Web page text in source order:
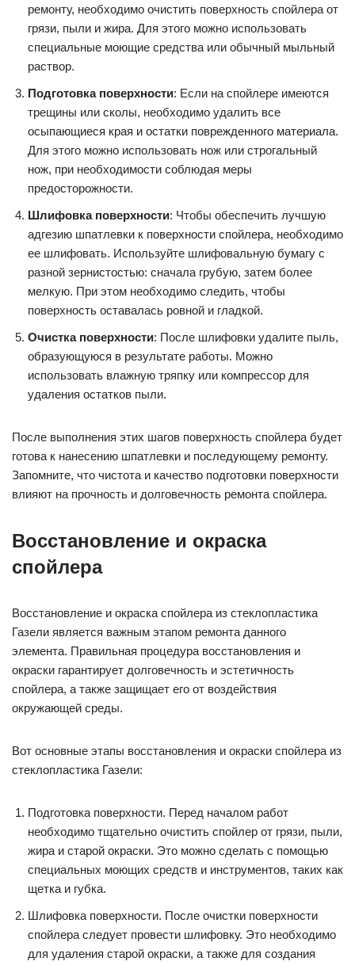
ремонту, необходимо очистить поверхность спойлера от
грязи, пыли и жира. Для этого можно использовать
специальные моющие средства или обычный мыльный
раствор.
Подготовка поверхности: Если на спойлере имеются
трещины или сколы, необходимо удалить все
осыпающиеся края и остатки поврежденного материала.
Для этого можно использовать нож или строгальный
нож, при необходимости соблюдая меры
предосторожности.
Шлифовка поверхности: Чтобы обеспечить лучшую
адгезию шпатлевки к поверхности спойлера, необходимо
ее шлифовать. Используйте шлифовальную бумагу с
разной зернистостью: сначала грубую, затем более
мелкую. При этом необходимо следить, чтобы
поверхность оставалась ровной и гладкой.
Очистка поверхности: После шлифовки удалите пыль,
образующуюся в результате работы. Можно
использовать влажную тряпку или компрессор для
удаления остатков пыли.
После выполнения этих шагов поверхность спойлера будет
готова к нанесению шпатлевки и последующему ремонту.
Запомните, что чистота и качество подготовки поверхности
влияют на прочность и долговечность ремонта спойлера.
Восстановление и окраска
спойлера
Восстановление и окраска спойлера из стеклопластика
Газели является важным этапом ремонта данного
элемента. Правильная процедура восстановления и
окраски гарантирует долговечность и эстетичность
спойлера, а также защищает его от воздействия
окружающей среды.
Вот основные этапы восстановления и окраски спойлера из
стеклопластика Газели:
Подготовка поверхности. Перед началом работ
необходимо тщательно очистить спойлер от грязи, пыли,
жира и старой окраски. Это можно сделать с помощью
специальных моющих средств и инструментов, таких как
щетка и губка.
Шлифовка поверхности. После очистки поверхности
спойлера следует провести шлифовку. Это необходимо
для удаления старой окраски, а также для создания